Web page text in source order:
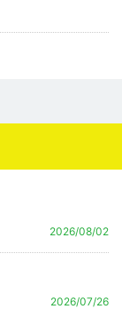
2026/08/02
2026/07/26